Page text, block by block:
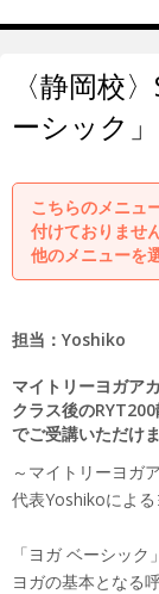
〈静岡校
ーシック」
こちらのメニュ
付けておりません
他のメニューを
担当：Yoshiko
マイトリーヨガア
クラス後の
でご受講いただけま
～マイトリーヨガ
代表Yoshikoによる
「ヨガ ベーシック」
ヨガの基本となる